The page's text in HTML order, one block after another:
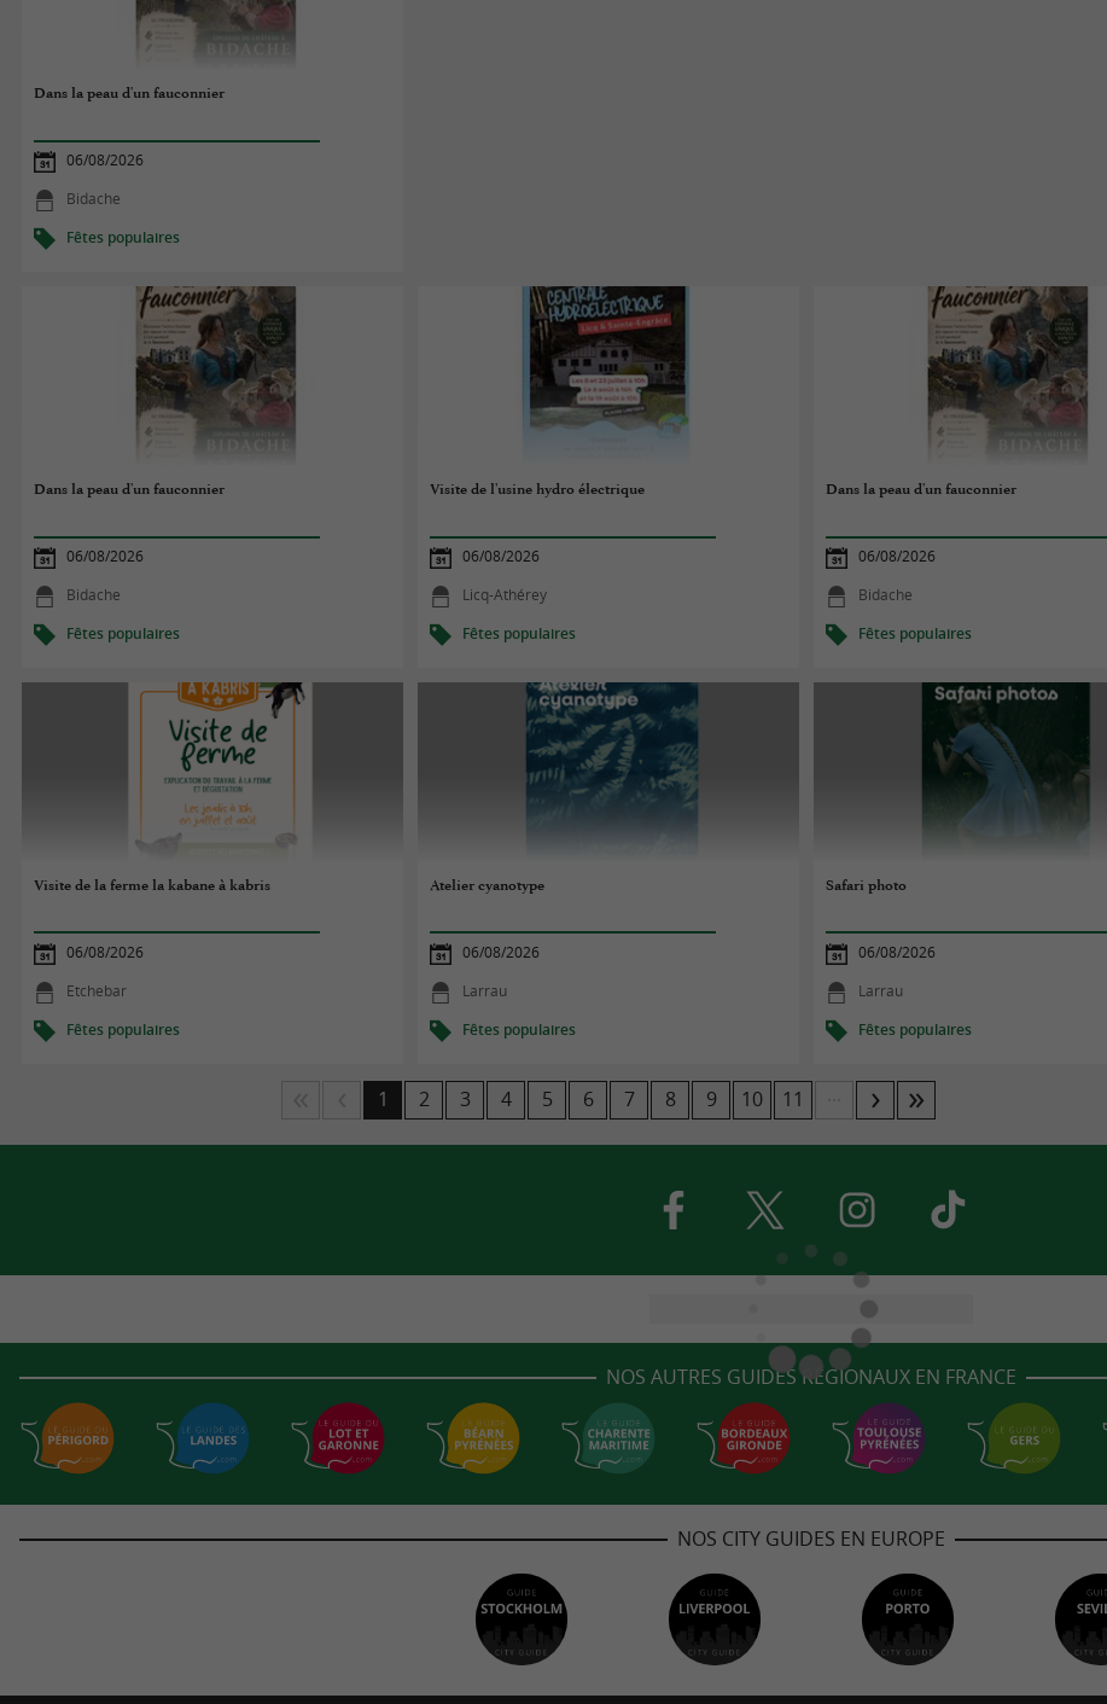
Dans la peau d'un fauconnier
06/08/2026
Bidache
Fêtes populaires
Dans la peau d'un fauconnier
06/08/2026
Bidache
Fêtes populaires
Visite de l'usine hydro électrique
06/08/2026
Licq-Athérey
Fêtes populaires
Dans la peau d'un fauconnier
06/08/2026
Bidache
Fêtes populaires
Visite de la ferme la kabane à kabris
06/08/2026
Etchebar
Fêtes populaires
Atelier cyanotype
06/08/2026
Larrau
Fêtes populaires
Safari photo
06/08/2026
Larrau
Fêtes populaires
1 2 3 4 5 6 7 8 9 10 11
NOS AUTRES GUIDES RÉGIONAUX EN FRANCE
NOS CITY GUIDES EN EUROPE